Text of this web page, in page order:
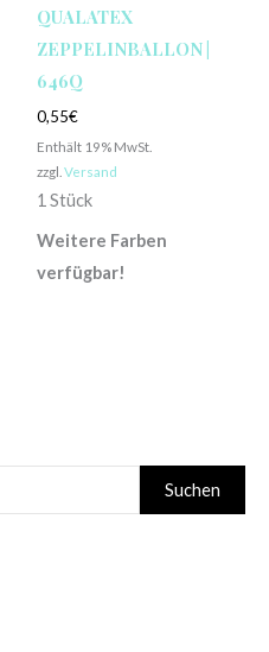
Suchen
QUALATEX
ZEPPELINBALLON |
646Q
0,55€
Enthält 19% MwSt.
zzgl. Versand
1 Stück
Weitere Farben
verfügbar!